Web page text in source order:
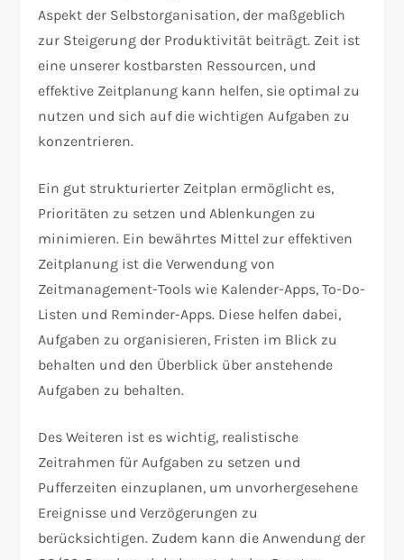
Aspekt der Selbstorganisation, der maßgeblich
zur Steigerung der Produktivität beiträgt. Zeit ist
eine unserer kostbarsten Ressourcen, und
effektive Zeitplanung kann helfen, sie optimal zu
nutzen und sich auf die wichtigen Aufgaben zu
konzentrieren.
Ein gut strukturierter Zeitplan ermöglicht es,
Prioritäten zu setzen und Ablenkungen zu
minimieren. Ein bewährtes Mittel zur effektiven
Zeitplanung ist die Verwendung von
Zeitmanagement-Tools wie Kalender-Apps, To-Do-
Listen und Reminder-Apps. Diese helfen dabei,
Aufgaben zu organisieren, Fristen im Blick zu
behalten und den Überblick über anstehende
Aufgaben zu behalten.
Des Weiteren ist es wichtig, realistische
Zeitrahmen für Aufgaben zu setzen und
Pufferzeiten einzuplanen, um unvorhergesehene
Ereignisse und Verzögerungen zu
berücksichtigen. Zudem kann die Anwendung der